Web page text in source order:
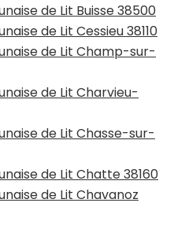
de Lit Buisse 38500
de Lit Cessieu 38110
de Lit Champ-sur-
de Lit Charvieu-
de Lit Chasse-sur-
de Lit Chatte 38160
de Lit Chavanoz